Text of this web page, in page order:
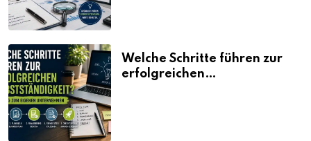
Welche Schritte führen zur
erfolgreichen